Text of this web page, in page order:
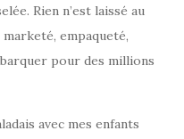
Rien n’est laissé au
empaqueté,
pour des millions
avec mes enfants